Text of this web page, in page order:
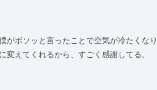
がボソッと言ったことで空気が冷たくな
変えてくれるから、すごく感謝してる。